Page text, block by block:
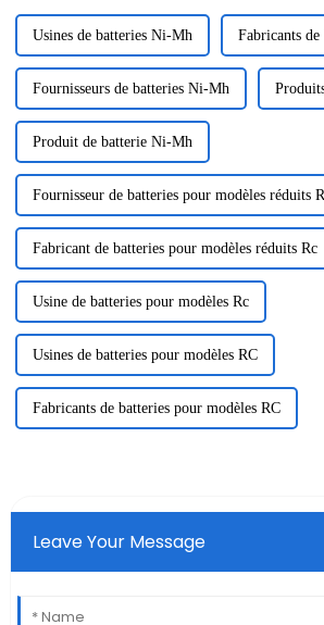
Usines de batteries Ni-Mh Fabricants
Fournisseurs de batteries Ni-Mh
Produit de batterie Ni-Mh
Fournisseur de batteries pour modèles réduits
Fabricant de batteries pour modèles réduits Rc
Usine de batteries pour modèles Rc
Usines de batteries pour modèles RC
Fabricants de batteries pour modèles RC
Leave Your Message